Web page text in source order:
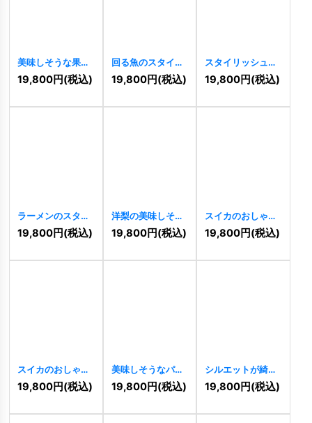
美味しそうな果物
のロゴ[2021]
19,800円(税込)
回る魚のスタイリ
ッシュなロゴ
2009
19,800円(税込)
スタイリッシュで
シンプルな魚のロ
ゴ [ 1999]
19,800円(税込)
ラーメンのスタイ
リッシュなロゴ
1976
19,800円(税込)
洋梨の美味しそう
なロゴ [1978]
19,800円(税込)
スイカのおしゃれ
なロゴ[1945]
19,800円(税込)
スイカのおしゃれ
なロゴ[1946]
19,800円(税込)
美味しそうなパイ
ナップルのロゴ
1937]
19,800円(税込)
シルエットが綺麗
なサクランボのロ
ゴ [ 1939]
19,800円(税込)